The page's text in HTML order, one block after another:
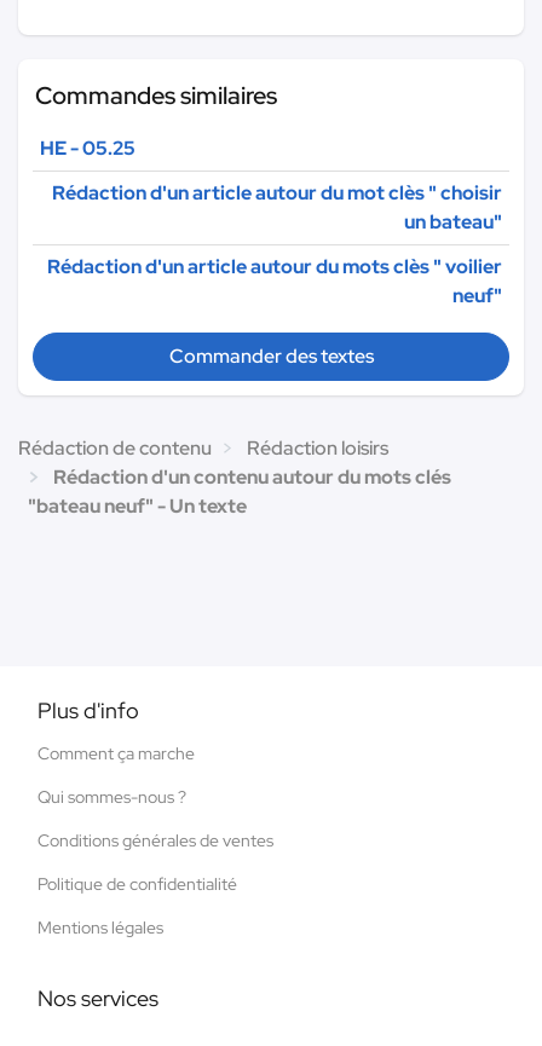
Commandes similaires
HE - 05.25
Rédaction d'un article autour du mot clès " choisir
un bateau"
Rédaction d'un article autour du mots clès " voilier
neuf"
Commander des textes
Rédaction de contenu
Rédaction loisirs
Rédaction d'un contenu autour du mots clés
"bateau neuf" - Un texte
Plus d'info
Comment ça marche
Qui sommes-nous ?
Conditions générales de ventes
Politique de confidentialité
Mentions légales
Nos services